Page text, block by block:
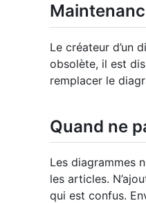
Le créateur d’un
obsolète, il est
remplacer le
Quand ne
Les diagrammes
les articles.
qui est confus.